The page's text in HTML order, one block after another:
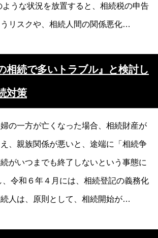
ような状況を放置すると、相続税の申告
リスクや、相続人間の関係悪化…
相続で多いトラブル』と検討し
対策
の一方が亡くなった場合、相続財産が
、親族関係が悪いと、途端に「相続争
がいつまでも終了しないという事態に
、令和６年４月には、相続登記の義務化
人は、原則として、相続開始が…